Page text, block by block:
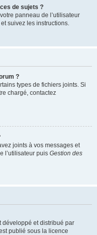
de sujets ?
panneau de l’utilisateur
et suivez les instructions.
?
types de fichiers joints. Si
chargé, contactez
joints à vos messages et
l’utilisateur puis Gestion des
développé et distribué par
publié sous la licence